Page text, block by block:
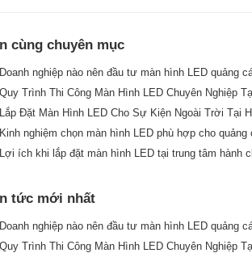
cùng chuyên mục
Doanh nghiệp nào nên đầu tư màn hình LED quảng
Quy Trình Thi Công Màn Hình LED Chuyên Nghiệp
Lắp Đặt Màn Hình LED Cho Sự Kiện Ngoài Trời Tại
Kinh nghiệm chọn màn hình LED phù hợp cho quảng
Lợi ích khi lắp đặt màn hình LED tại trung tâm hành
tức mới nhất
Doanh nghiệp nào nên đầu tư màn hình LED quảng
Quy Trình Thi Công Màn Hình LED Chuyên Nghiệp